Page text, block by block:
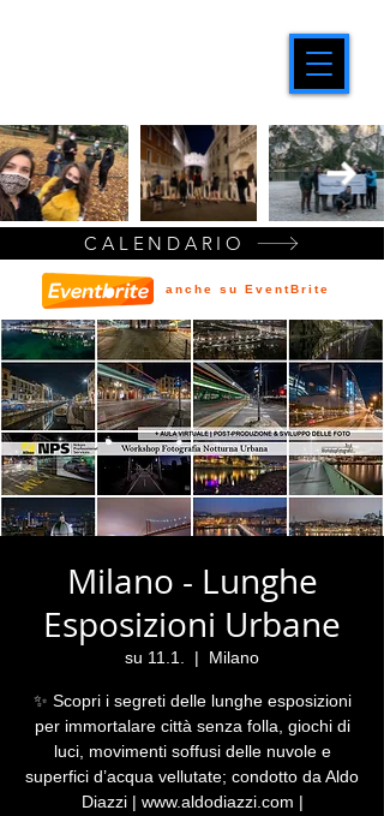
Milano - Lunghe
Esposizioni Urbane
su 11.1.
  |
Milano
✨ Scopri i segreti delle lunghe esposizioni
per immortalare città senza folla, giochi di
luci, movimenti soffusi delle nuvole e
superfici d’acqua vellutate; condotto da Aldo
Diazzi | www.aldodiazzi.com |
CALENDARIO
anche su EventBrite